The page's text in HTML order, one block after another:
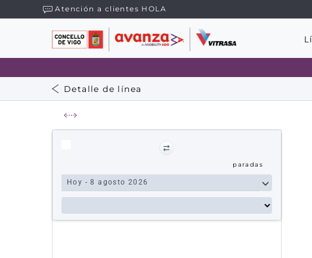
Atención a clientes HOLA
Detalle de línea
paradas